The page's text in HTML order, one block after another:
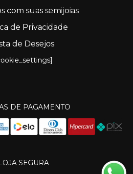
com suas semijoias
de Privacidade
de Desejos
DE PAGAMENTO
LOJA SEGURA